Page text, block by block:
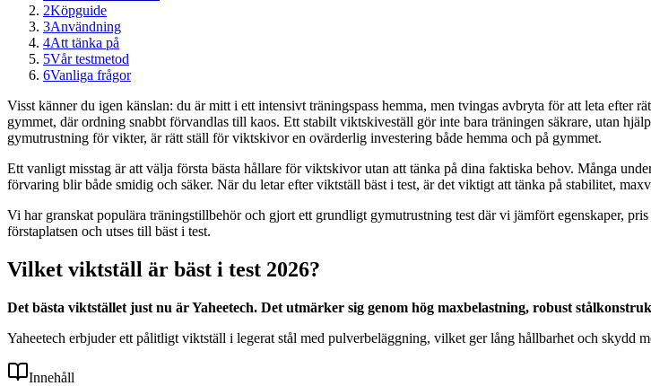
2Köpguide
3Användning
4Att tänka på
5Vår testmetod
6Vanliga frågor
Visst känner du igen känslan: du är mitt i ett intensivt träningspass hemma, men tvingas avbryta för att leta
gymmet, där ordning snabbt förvandlas till kaos. Ett stabilt viktskiveställ gör inte bara träningen säkrare, utan
gymutrustning för vikter, är rätt ställ för viktskivor en ovärderlig investering både hemma och på gymmet.
Ett vanligt misstag är att välja första bästa hållare för viktskivor utan att tänka på dina faktiska behov. Många
förvaring blir både smidig och säker. När du letar efter viktställ bäst i test, är det viktigt att tänka på stabilitet,
Vi har granskat populära träningstillbehör och gjort ett grundligt gymutrustning test där vi jämfört egenskaper,
förstaplatsen och utses till bäst i test.
Vilket viktställ är bäst i test 2026?
Det bästa viktstället just nu är Yaheetech. Det utmärker sig genom hög maxbelastning, robust
Yaheetech erbjuder ett pålitligt viktställ i legerat stål med pulverbeläggning, vilket ger lång hållbarhet och skydd
Innehåll